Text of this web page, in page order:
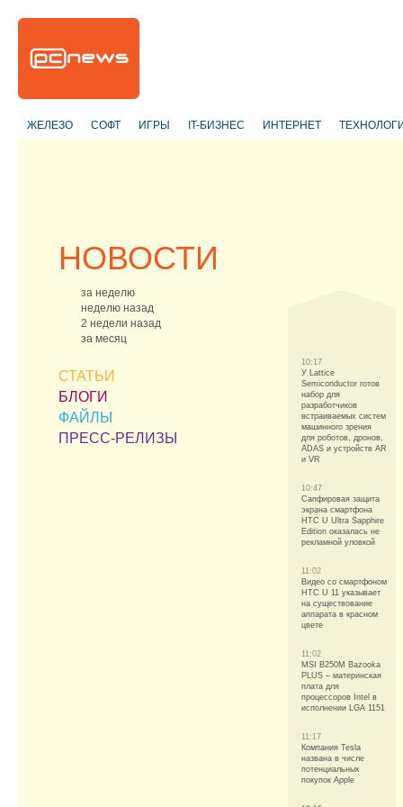
ЖЕЛЕЗО СОФТ ИГРЫ IT-БИЗНЕС ИНТЕРНЕТ
НОВОСТИ
за неделю
неделю назад
2 недели назад
за месяц
СТАТЬИ
БЛОГИ
ФАЙЛЫ
ПРЕСС-РЕЛИЗЫ
10:17
У Lattice
Semiconductor готов
набор для
разработчиков
встраиваемых систем
машинного зрения
для роботов, дронов,
ADAS и устройств AR
и VR
10:47
Сапфировая защита
экрана смартфона
HTC U Ultra Sapphire
Edition оказалась не
рекламной уловкой
11:02
Видео со смартфоном
HTC U 11 указывает
на существование
аппарата в красном
цвете
11:02
MSI B250M Bazooka
PLUS – материнская
плата для
процессоров Intel в
исполнении LGA 1151
11:17
Компания Tesla
названа в числе
потенциальных
покупок Apple